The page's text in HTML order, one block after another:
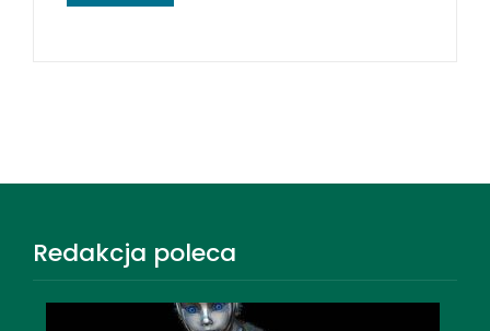
Redakcja poleca